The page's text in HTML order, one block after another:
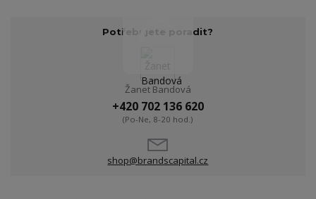
Potřebujete poradit?
Žanet Bandová
+420 702 136 620
(Po-Ne, 8-20 hod.)
shop@brandscapital.cz